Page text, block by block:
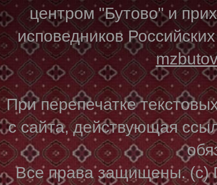
центром "Бутово" и
исповедников
При перепечатке
с сайта, действующая
Все права защищены. (с)